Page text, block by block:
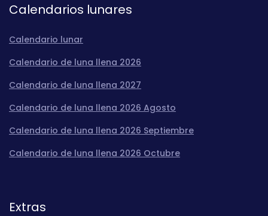
Calendarios lunares
Calendario lunar
Calendario de luna llena 2026
Calendario de luna llena 2027
Calendario de luna llena 2026 Agosto
Calendario de luna llena 2026 Septiembre
Calendario de luna llena 2026 Octubre
Extras